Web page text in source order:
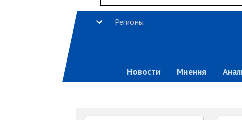
Регионы
Новости Мнения